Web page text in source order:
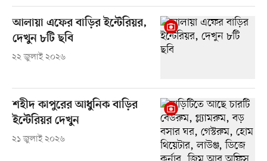
আলায়া এফের বাড়ির ইন্টেরিয়র,
দেখুন ৮টি ছবি
২২ জুলাই ২০২৬
শহীদ কাপুরের আধুনিক বাড়ির
ইন্টেরিয়র দেখুন
২১ জুলাই ২০২৬